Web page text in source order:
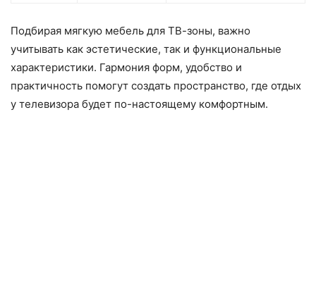
Подбирая мягкую мебель для ТВ-зоны, важно
учитывать как эстетические, так и функциональные
характеристики. Гармония форм, удобство и
практичность помогут создать пространство, где отдых
у телевизора будет по-настоящему комфортным.